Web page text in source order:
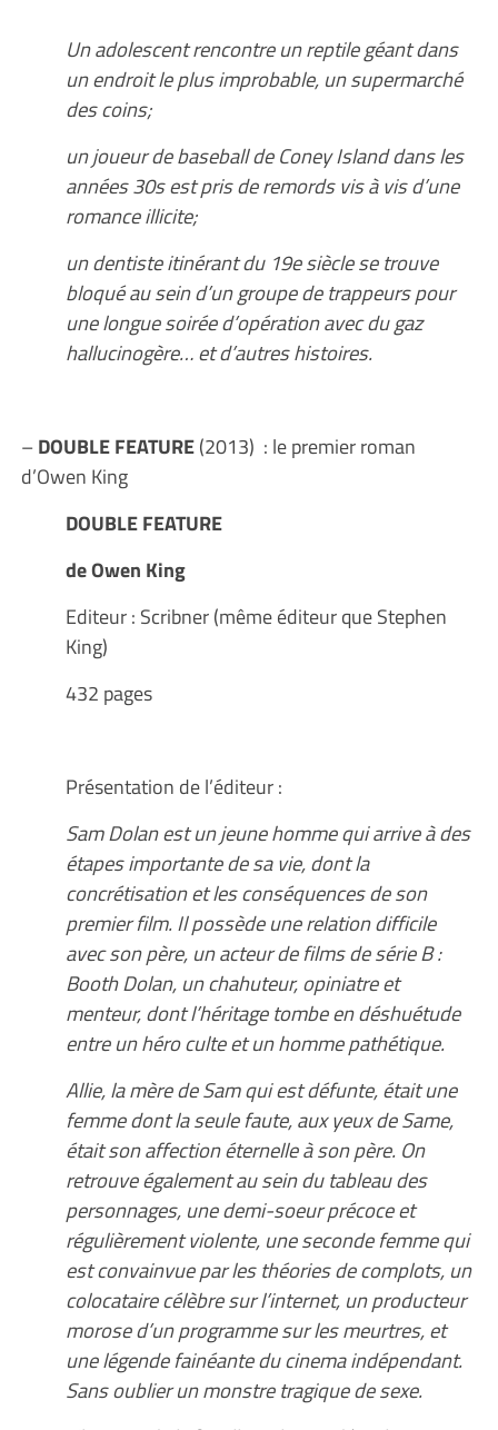
Un adolescent rencontre un reptile géant dans
un endroit le plus improbable, un supermarché
des coins;
un joueur de baseball de Coney Island dans les
années 30s est pris de remords vis à vis d’une
romance illicite;
un dentiste itinérant du 19e siècle se trouve
bloqué au sein d’un groupe de trappeurs pour
une longue soirée d’opération avec du gaz
hallucinogère… et d’autres histoires.
–DOUBLE FEATURE(2013) : le premier roman
d’Owen King
DOUBLE FEATURE
de Owen King
Editeur : Scribner (même éditeur que Stephen
King)
432 pages
Présentation de l’éditeur :
Sam Dolan est un jeune homme qui arrive à des
étapes importante de sa vie, dont la
concrétisation et les conséquences de son
premier film. Il possède une relation difficile
avec son père, un acteur de films de série B :
Booth Dolan, un chahuteur, opiniatre et
menteur, dont l’héritage tombe en déshuétude
entre un héro culte et un homme pathétique.
Allie, la mère de Sam qui est défunte, était une
femme dont la seule faute, aux yeux de Same,
était son affection éternelle à son père. On
retrouve également au sein du tableau des
personnages, une demi-soeur précoce et
régulièrement violente, une seconde femme qui
est convainvue par les théories de complots, un
colocataire célèbre sur l’internet, un producteur
morose d’un programme sur les meurtres, et
une légende fainéante du cinema indépendant.
Sans oublier un monstre tragique de sexe.